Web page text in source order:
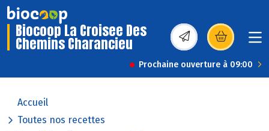
Biocoop La Croisee Des
Chemins Charancieu (s’ouvre dans une
Prochaine ouverture à 09:00
Accueil
Toutes nos recettes